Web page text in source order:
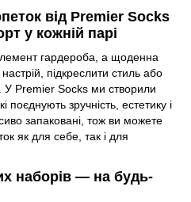
від Premier Socks
у кожній парі
гардероба, а щоденна
підкреслити стиль або
Premier Socks ми створили
поєднують зручність, естетику і
запаковані, тож ви можете
як для себе, так і для
наборів — на будь-